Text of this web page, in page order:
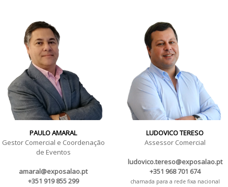
PAULO AMARAL
Gestor Comercial e Coordenação
de Eventos
amaral@exposalao.pt
+351 919 855 299
LUDOVICO TERESO
Assessor Comercial
ludovico.tereso@exposalao.pt
+351 968 701 674
chamada para a rede fixa nacional